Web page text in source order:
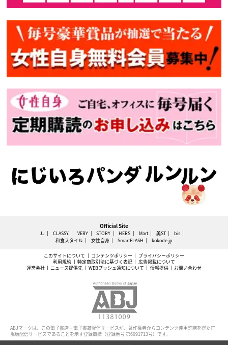
Official Site
JJ CLASSY. VERY STORY HERS Mart 美ST
bis
和食スタイル
女性自身 SmartFLASH kokode.jp
このサイトについて コンテンツポリシー
プライバシーポリシー
利用規約
特定商取引法に基づく表記
広告掲載について
運営会社
ニュース提供先 WEBプッシュ通知について 情報提供 お問い合わせ
ABJマークは、この電子書店・電子書籍配信サービスが、著作権者からコンテンツ使用許諾を得た正
規版配信サービスであることを示す登録商標（登録番号 第6091713号）です。